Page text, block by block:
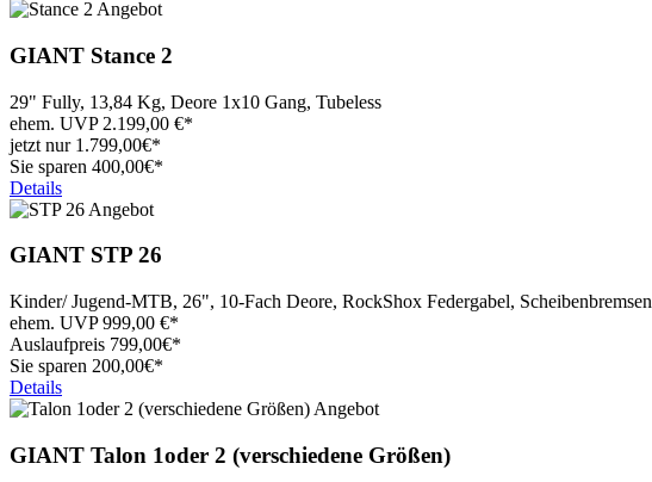
GIANT Stance 2
29" Fully, 13,84 Kg, Deore 1x10 Gang, Tubeless
ehem. UVP 2.199,00 €*
jetzt nur 1.799,00€*
Sie sparen 400,00€*
Details
GIANT STP 26
Kinder/ Jugend-MTB, 26", 10-Fach Deore, RockShox Federgabel, Scheibenbremsen
ehem. UVP999,00 €*
Auslaufpreis 799,00€*
Sie sparen 200,00€*
Details
GIANT Talon 1oder 2 (verschiedene Größen)